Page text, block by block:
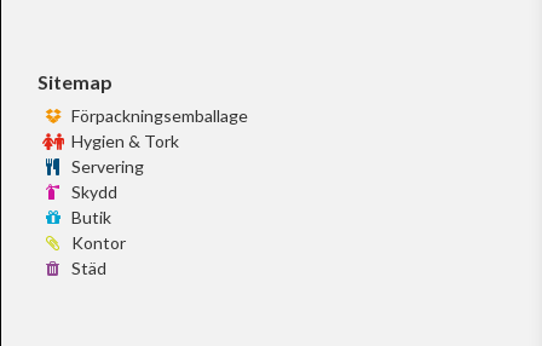
Sitemap
Förpackningsemballage
Hygien & Tork
Servering
Skydd
Butik
Kontor
Städ